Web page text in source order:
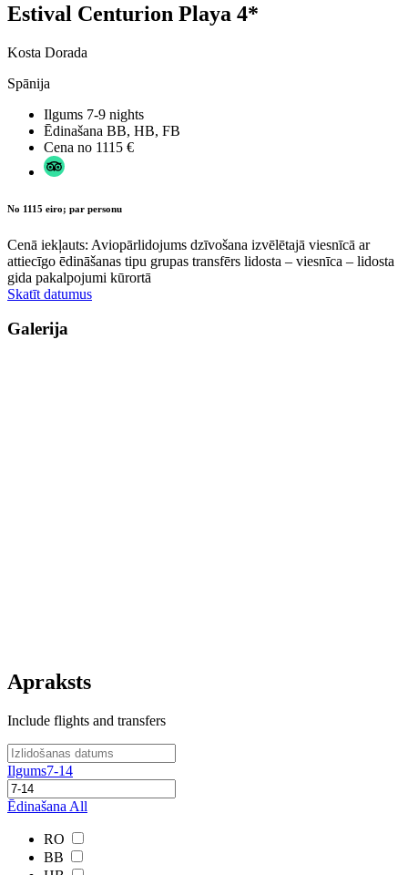
Estival Centurion Playa 4*
Kosta Dorada
Spānija
Ilgums 7-9 nights
Ēdinašana BB, HB, FB
Cena no 1115 €
No 1115 eiro; par personu
Cenā iekļauts: Aviopārlidojums dzīvošana izvēlētajā viesnīcā ar
attiecīgo ēdināšanas tipu grupas transfērs lidosta – viesnīca – lidosta
gida pakalpojumi kūrortā
Skatīt datumus
Galerija
Apraksts
Include flights and transfers
Ilgums7-14
Ēdinašana All
RO
BB